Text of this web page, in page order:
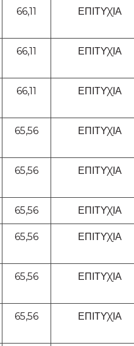
66,11 ΕΠΙΤΥΧΙΑ
66,11 ΕΠΙΤΥΧΙΑ
66,11 ΕΠΙΤΥΧΙΑ
65,56 ΕΠΙΤΥΧΙΑ
65,56 ΕΠΙΤΥΧΙΑ
65,56 ΕΠΙΤΥΧΙΑ
65,56 ΕΠΙΤΥΧΙΑ
65,56 ΕΠΙΤΥΧΙΑ
65,56 ΕΠΙΤΥΧΙΑ